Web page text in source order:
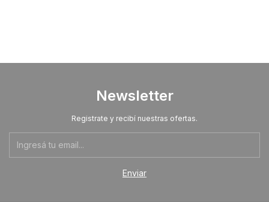
Newsletter
Registrate y recibí nuestras ofertas.